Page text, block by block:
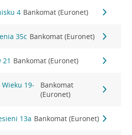
4 Bankomat (Euronet)
35c Bankomat (Euronet)
21 Bankomat (Euronet)
Wieku 19-
Bankomat
(Euronet)
13a Bankomat (Euronet)